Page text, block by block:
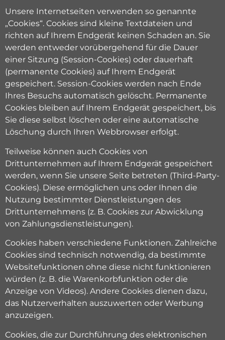
Unsere Internetseiten verwenden so genannte
„Cookies“. Cookies sind kleine Textdateien und
richten auf Ihrem Endgerät keinen Schaden an. Sie
werden entweder vorübergehend für die Dauer
einer Sitzung (Session-Cookies) oder dauerhaft
(permanente Cookies) auf Ihrem Endgerät
gespeichert. Session-Cookies werden nach Ende
Ihres Besuchs automatisch gelöscht. Permanente
Cookies bleiben auf Ihrem Endgerät gespeichert, bis
Sie diese selbst löschen oder eine automatische
Löschung durch Ihren Webbrowser erfolgt.
Teilweise können auch Cookies von
Drittunternehmen auf Ihrem Endgerät gespeichert
werden, wenn Sie unsere Seite betreten (Third-Party-
Cookies). Diese ermöglichen uns oder Ihnen die
Nutzung bestimmter Dienstleistungen des
Drittunternehmens (z. B. Cookies zur Abwicklung
von Zahlungsdienstleistungen).
Cookies haben verschiedene Funktionen. Zahlreiche
Cookies sind technisch notwendig, da bestimmte
Websitefunktionen ohne diese nicht funktionieren
würden (z. B. die Warenkorbfunktion oder die
Anzeige von Videos). Andere Cookies dienen dazu,
das Nutzerverhalten auszuwerten oder Werbung
anzuzeigen.
Cookies, die zur Durchführung des elektronischen